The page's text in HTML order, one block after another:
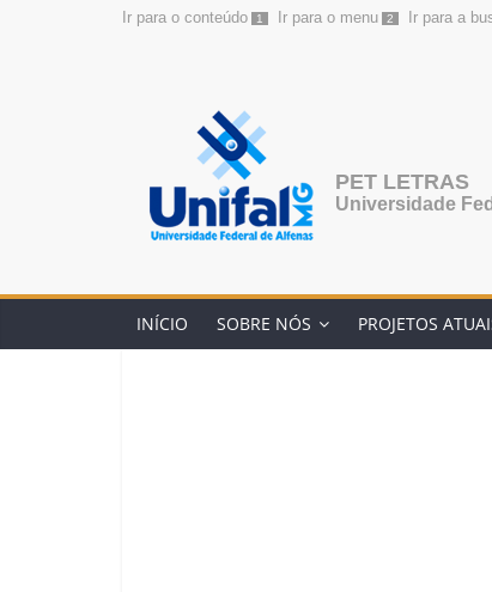
Ir para o conteúdo 1 Ir para o menu 2 Ir para a
PET LETRAS
Universidade
INÍCIO SOBRE NÓS PROJETOS